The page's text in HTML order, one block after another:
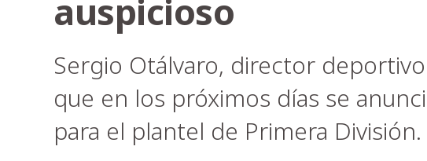
auspicioso
Sergio Otálvaro, director
que en los próximos días se
para el plantel de Primera División.